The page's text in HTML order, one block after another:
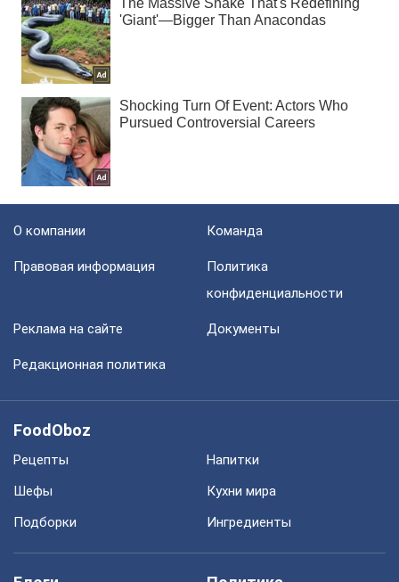
О компании Команда
Правовая информация
Политика
конфиденциальности
Реклама на сайте Документы
Редакционная политика
FoodOboz
Рецепты
Напитки
Шефы
Кухни мира
Подборки
Ингредиенты